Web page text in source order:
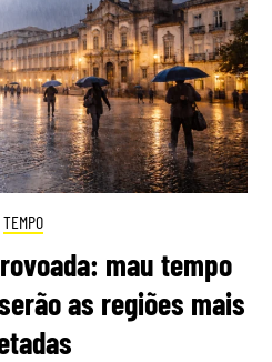
TEMPO
mau tempo
as regiões mais